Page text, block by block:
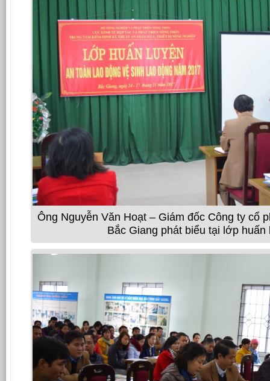
Ông Nguyễn Văn Hoạt – Giám đốc Công ty cổ
Bắc Giang phát biểu tại lớp huấn